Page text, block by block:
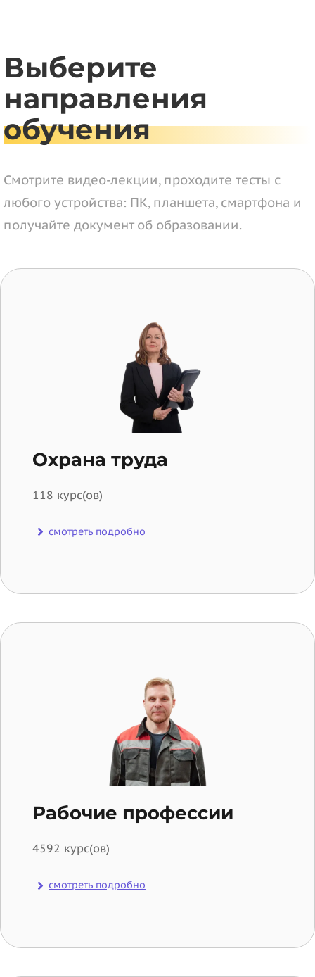
Выберите
направления
обучения
Смотрите видео-лекции, проходите тесты с
любого устройства: ПК, планшета, смартфона и
получайте документ об образовании.
Охрана труда
118 курс(ов)
смотреть подробно
Рабочие профессии
4592 курс(ов)
смотреть подробно